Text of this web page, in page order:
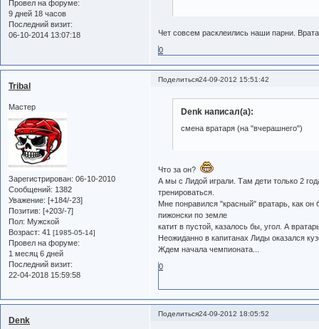
Провел на форуме:
9 дней 18 часов
Последний визит:
06-10-2014 13:07:18
Чет совсем расклеились наши парни.
0
Поделиться24-09-2012 15:51:42
Tribal
Мастер
Зарегистрирован: 06-10-2010
Сообщений: 1382
Уважение: [+184/-23]
Позитив: [+203/-7]
Пол: Мужской
Возраст: 41 [1985-05-14]
Провел на форуме:
1 месяц 6 дней
Последний визит:
22-04-2018 15:59:58
Denk написал(а):
смена вратаря (на "вчерашнего")
Что за он?
А мы с Лидой играли. Там дети только 2
тренироваться.
Мне понравился "красный" вратарь, как он
пижонски по земле
катит в пустой, казалось бы, угол. А
Неожиданно в капитанах Лиды оказался
Ждем начала чемпионата...
0
Поделиться24-09-2012 18:05:52
Denk